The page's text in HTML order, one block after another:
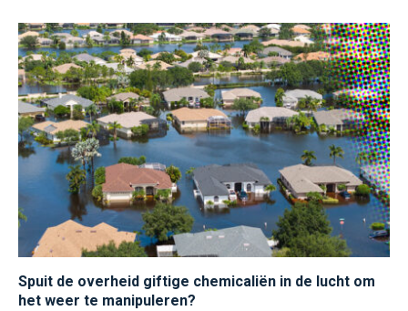
Spuit de overheid giftige chemicaliën in de lucht om
het weer te manipuleren?